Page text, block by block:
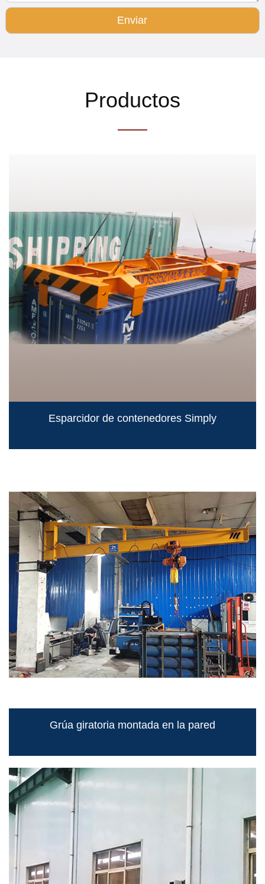
Enviar
Productos
Esparcidor de contenedores Simply
Grúa giratoria montada en la pared